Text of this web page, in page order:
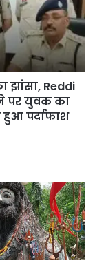
झांसा, Reddi
पर युवक का
पर्दाफाश